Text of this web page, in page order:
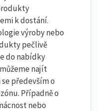
k dostání.
výroby nebo
pečlivě
do nabídky
najít
především o
Případně o
nebo